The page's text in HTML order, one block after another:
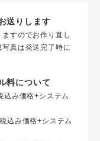
送りします
すのでお作り直し
真は発送完了時に
料について
込み価格+システム
込み価格+システム